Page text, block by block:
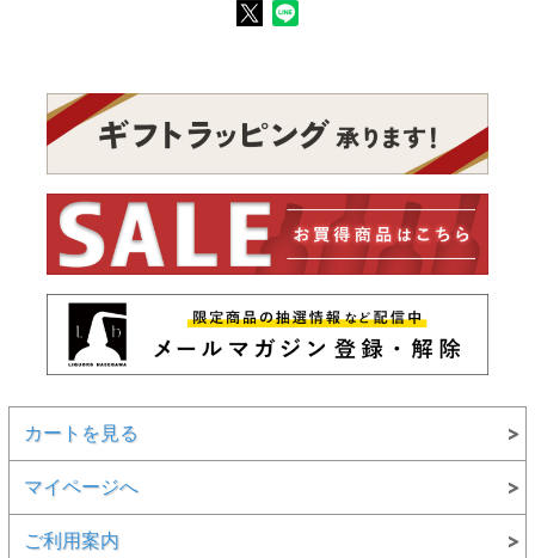
カートを見る
マイページへ
ご利用案内